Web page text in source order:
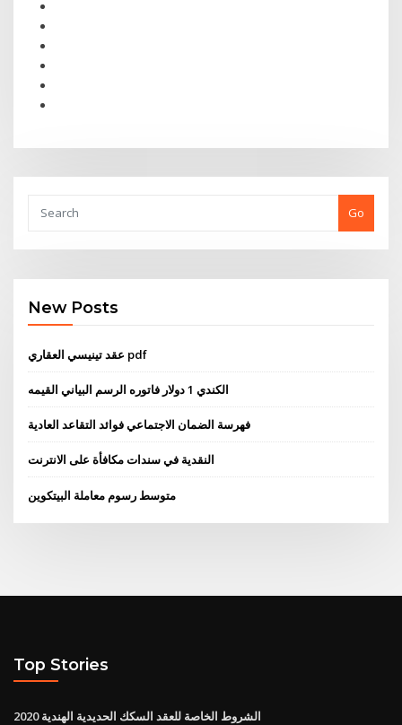
Go
New Posts
عقد تينيسي العقاري pdf
الكندي 1 دولار فاتوره الرسم البياني القيمه
فهرسة الضمان الاجتماعي فوائد التقاعد العادية
النقدية في سندات مكافأة على الانترنت
متوسط ​​رسوم معاملة البيتكوين
Top Stories
الشروط الخاصة للعقد السكك الحديدية الهندية 2020